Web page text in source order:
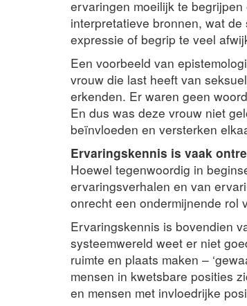
ervaringen moeilijk te
interpretatieve bronnen, wat
expressie of begrip te veel
Een voorbeeld van
vrouw die last heeft van
erkenden. Er waren geen
En dus was deze vrouw niet
beïnvloeden en versterken
Ervaringskennis is vaak
Hoewel tegenwoordig in
ervaringsverhalen en van
onrecht een ondermijnende rol
Ervaringskennis is bovendien
systeemwereld weet er niet
ruimte en plaats maken –
mensen in kwetsbare posities
en mensen met invloedrijke